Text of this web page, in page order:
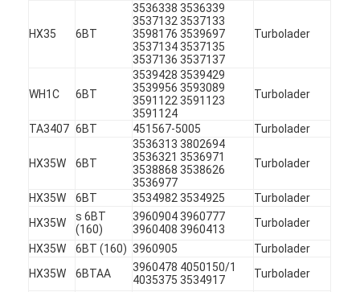
HX35 6BT
3536338 3536339
3537132 3537133
3598176 3539697
3537134 3537135
3537136 3537137
Turbolader
WH1C 6BT
3539428 3539429
3539956 3593089
3591122 3591123
3591124
Turbolader
TA3407 6BT 451567-5005 Turbolader
HX35W 6BT
3536313 3802694
3536321 3536971
3538868 3538626
3536977
Turbolader
HX35W 6BT 3534982 3534925
Turbolader
HX35W
s 6BT
(160)
3960904 3960777
3960408 3960413
Turbolader
HX35W
6BT (160) 3960905
Turbolader
HX35W
6BTAA
3960478 4050150/1
4035375 3534917
Turbolader